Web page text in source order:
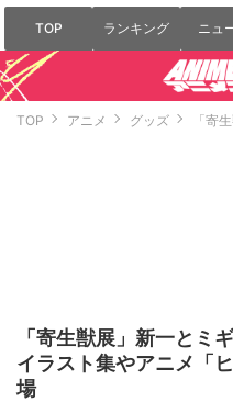
TOP ランキング ニュ
TOP アニメ グッズ 「寄
「寄生獣展」新一とミ
イラスト集やアニメ「
場